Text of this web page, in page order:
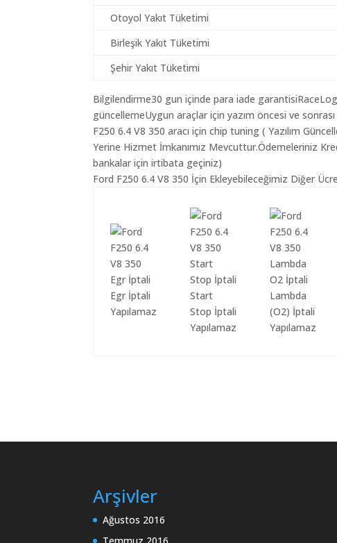
Otoyol Yakıt Tüketimi
Birleşik Yakıt Tüketimi
Şehir Yakıt Tüketimi
Bilgilendirme30 gun içinde para iade
güncellemeUygun araçlar için yazım öncesi ve
F250 6.4 V8 350 aracı için chip tuning ( Yazılım
Yerine Hizmet İmkanımız Mevcuttur.Ödemeleriniz
bankalar için irtibata geçiniz)
Ford F250 6.4 V8 350 İçin Ekleyebileceğimiz Diğer
Egr İptali
Yapılamaz
Start
Stop İptali
Yapılamaz
Lambda
(O2) İptali
Yapılamaz
Arşivler
Ağustos 2016
Temmuz 2016